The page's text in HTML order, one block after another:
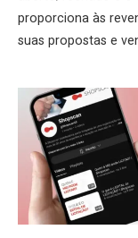
proporciona às
suas propostas e